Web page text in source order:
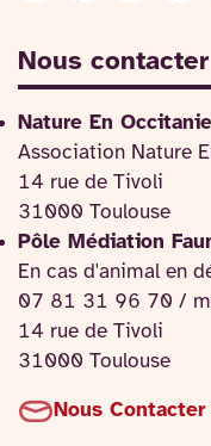
Nous contacter
Nature En Occitanie
Association Nature
14 rue de Tivoli
31000 Toulouse
Pôle Médiation
En cas d'animal en
07 81 31 96 70 /
14 rue de Tivoli
31000 Toulouse
Nous